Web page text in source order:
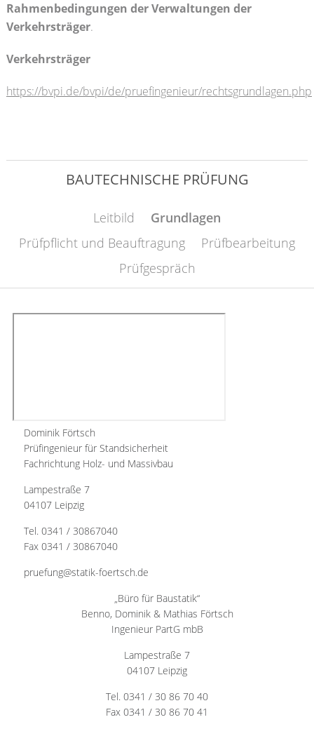
Rahmenbedingungen der Verwaltungen der
Verkehrsträger.
Verkehrsträger
https://bvpi.de/bvpi/de/pruefingenieur/rechtsgrundlagen.php
BAUTECHNISCHE PRÜFUNG
Leitbild
Grundlagen
Prüfpflicht und Beauftragung
Prüfbearbeitung
Prüfgespräch
Dominik Förtsch
Prüfingenieur für Standsicherheit
Fachrichtung Holz- und Massivbau
Lampestraße 7
04107 Leipzig
Tel. 0341 / 30867040
Fax 0341 / 30867040
pruefung@statik-foertsch.de
„Büro für Baustatik“
Benno, Dominik & Mathias Förtsch
Ingenieur PartG mbB
Lampestraße 7
04107 Leipzig
Tel. 0341 / 30 86 70 40
Fax 0341 / 30 86 70 41